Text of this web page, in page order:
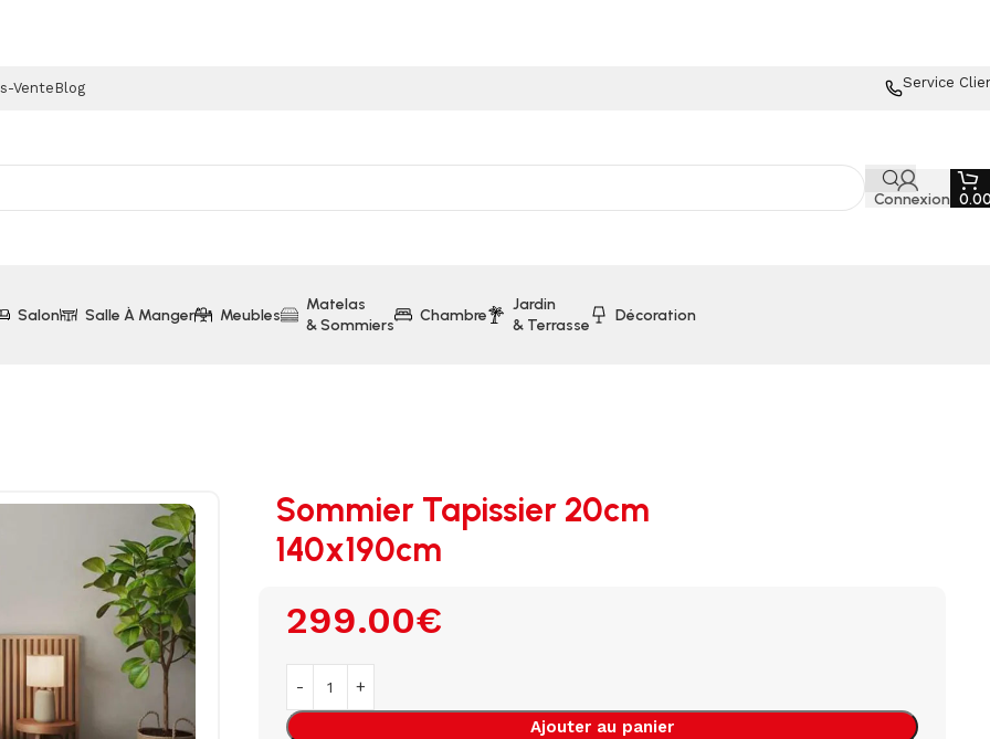
Vente Blog Service
Connexion
Salon Salle À Manger Meubles
Matelas
& Sommiers
Chambre
Jardin
& Terrasse
Décoration
Sommier Tapissier 20cm
140x190cm
299.00€
Ajouter au panier